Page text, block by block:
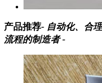
产品推荐- 自动化、合
流程的制造者 -